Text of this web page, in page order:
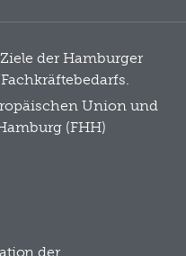
der Hamburger
Union und
(FHH)
der